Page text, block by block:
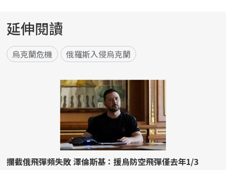
延伸閱讀
烏克蘭危機 俄羅斯入侵烏克蘭
攔截俄飛彈頻失敗 澤倫斯基：援烏防空飛彈僅去年1/3